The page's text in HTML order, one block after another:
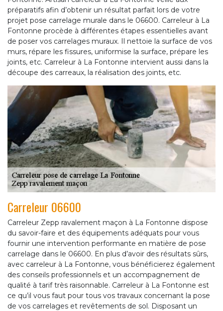
préparatifs afin d’obtenir un résultat parfait lors de votre
projet pose carrelage murale dans le 06600. Carreleur à La
Fontonne procède à différentes étapes essentielles avant
de poser vos carrelages muraux. Il nettoie la surface de vos
murs, répare les fissures, uniformise la surface, prépare les
joints, etc. Carreleur à La Fontonne intervient aussi dans la
découpe des carreaux, la réalisation des joints, etc.
Carreleur 06600
Carreleur Zepp ravalement maçon à La Fontonne dispose
du savoir-faire et des équipements adéquats pour vous
fournir une intervention performante en matière de pose
carrelage dans le 06600. En plus d’avoir des résultats sûrs,
avec carreleur à La Fontonne, vous bénéficierez également
des conseils professionnels et un accompagnement de
qualité à tarif très raisonnable. Carreleur à La Fontonne est
ce qu’il vous faut pour tous vos travaux concernant la pose
de vos carrelages et revêtements de sol. Disposant un